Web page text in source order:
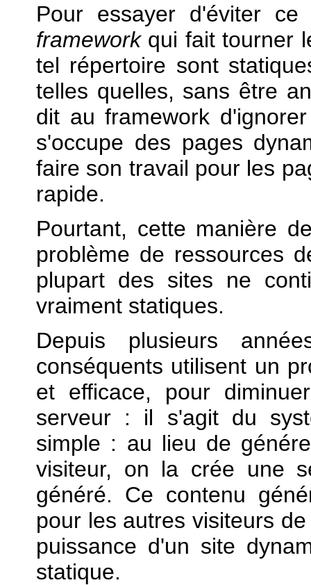
Pour essayer d'éviter
frameworkqui fait tourner
tel répertoire sont
telles quelles, sans être
dit au framework
s'occupe des pages
faire son travail pour les
rapide.
Pourtant, cette manière
problème de ressources
plupart des sites ne
vraiment statiques.
Depuis plusieurs
conséquents utilisent un
et efficace, pour
serveur : il s'agit du
simple : au lieu de
visiteur, on la crée une
généré. Ce contenu
pour les autres visiteurs
puissance d'un site
statique.